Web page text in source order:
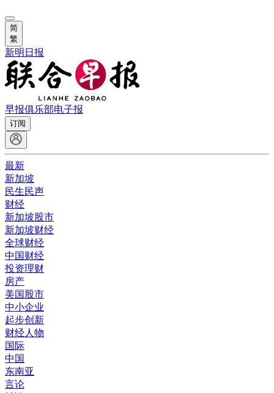
简
繁
新明日报
早报俱乐部电子报
订阅
最新
新加坡
民生民声
财经
新加坡股市
新加坡财经
全球财经
中国财经
投资理财
房产
美国股市
中小企业
起步创新
财经人物
国际
中国
东南亚
言论